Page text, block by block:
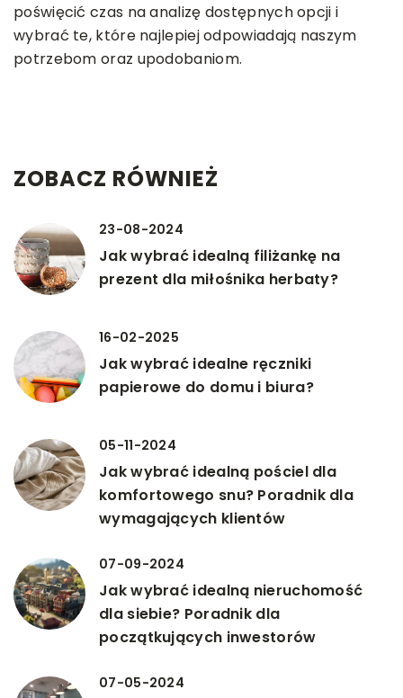
poświęcić czas na analizę dostępnych opcji i
wybrać te, które najlepiej odpowiadają naszym
potrzebom oraz upodobaniom.
ZOBACZ RÓWNIEŻ
23-08-2024
Jak wybrać idealną filiżankę na
prezent dla miłośnika herbaty?
16-02-2025
Jak wybrać idealne ręczniki
papierowe do domu i biura?
05-11-2024
Jak wybrać idealną pościel dla
komfortowego snu? Poradnik dla
wymagających klientów
07-09-2024
Jak wybrać idealną nieruchomość
dla siebie? Poradnik dla
początkujących inwestorów
07-05-2024